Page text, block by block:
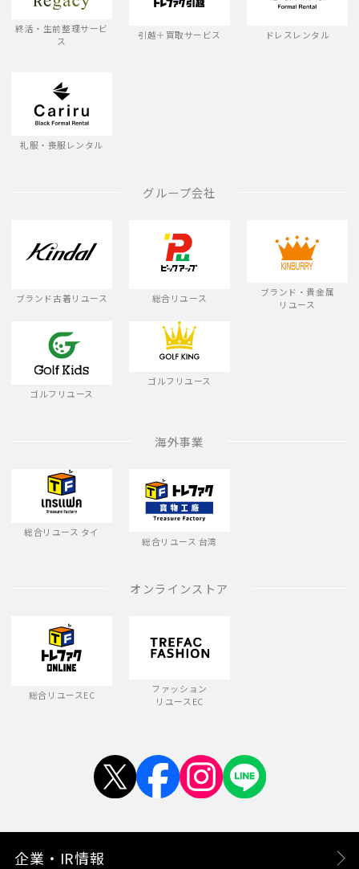
終活・生前整理サービ
ス
引越＋買取サービス ドレスレンタル
礼服・喪服レンタル
グループ会社
ブランド古着リユース 総合リユース
ブランド・貴金属
リユース
ゴルフリユース
ゴルフリユース
海外事業
総合リユース タイ
総合リユース 台湾
オンラインストア
総合リユースEC
ファッション
リユースEC
企業・IR情報